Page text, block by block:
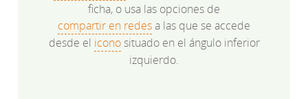
ficha, o usa las opciones de
compartir en redesa las que se accede
desde el iconosituado en el ángulo inferior
izquierdo.